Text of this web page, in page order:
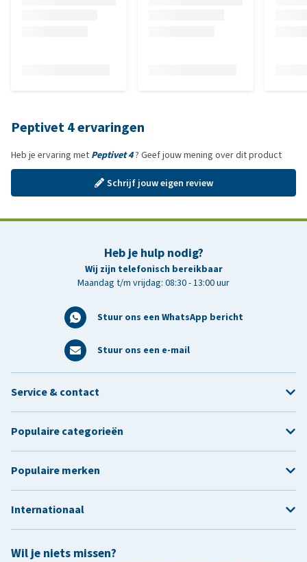
Peptivet 4 ervaringen
Heb je ervaring met Peptivet 4? Geef jouw mening over dit product
Schrijf jouw eigen review
Heb je hulp nodig?
Wij zijn telefonisch bereikbaar
Maandag t/m vrijdag: 08:30 - 13:00 uur
Stuur ons een WhatsApp bericht
Stuur ons een e-mail
Wil je niets missen?
Service & contact
Populaire categorieën
Populaire merken
Internationaal